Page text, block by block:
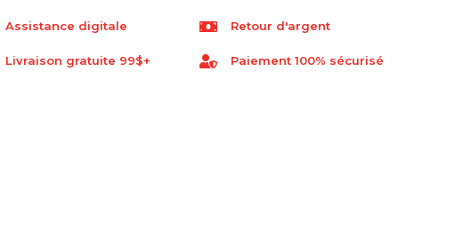
Assistance digitale Retour d'argent
Livraison gratuite 99$+ Paiement 100% sécurisé